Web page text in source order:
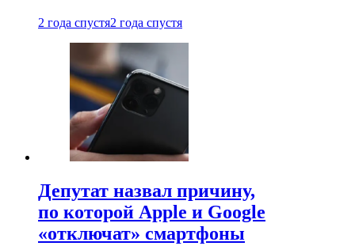
2 года спустя2 года спустя
Депутат назвал причину,
по которой Apple и Google
«отключат» смартфоны